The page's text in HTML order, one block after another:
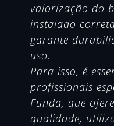
valorização do
instalado
garante
uso.
Para isso, é
profissionais
Funda, que
qualidade,